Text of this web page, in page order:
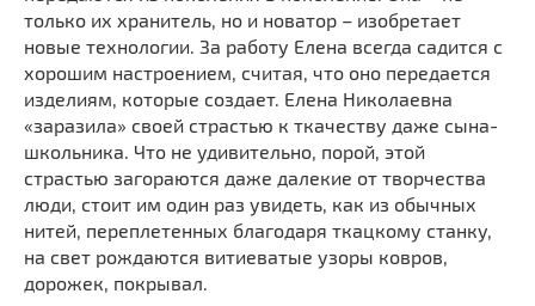
только их хранитель, но и новатор – изобретает
новые технологии. За работу Елена всегда садится с
хорошим настроением, считая, что оно передается
изделиям, которые создает. Елена Николаевна
«заразила» своей страстью к ткачеству даже сына-
школьника. Что не удивительно, порой, этой
страстью загораются даже далекие от творчества
люди, стоит им один раз увидеть, как из обычных
нитей, переплетенных благодаря ткацкому станку,
на свет рождаются витиеватые узоры ковров,
дорожек, покрывал.